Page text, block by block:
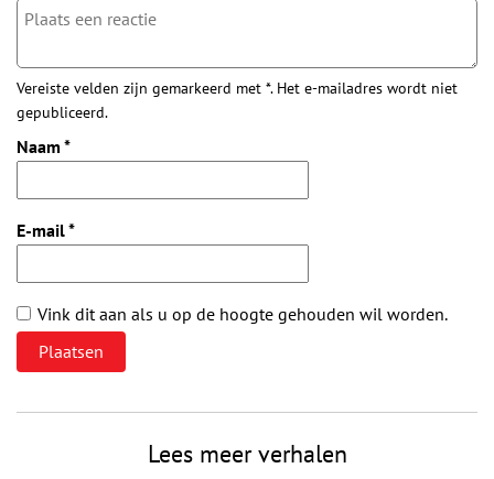
Vereiste velden zijn gemarkeerd met *. Het e-mailadres wordt niet
gepubliceerd.
Naam *
E-mail*
Vink dit aan als u op de hoogte gehouden wil worden.
Lees meer verhalen